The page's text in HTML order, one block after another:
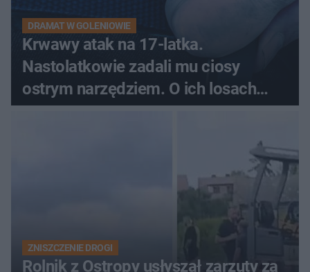
DRAMAT W GOLENIOWIE
Krwawy atak na 17-latka.
Nastolatkowie zadali mu ciosy
ostrym narzędziem. O ich losach
zdecyduje sąd rodzinny
ZNISZCZENIE DROGI
Rolnik z Ostropy usłyszał zarzuty za